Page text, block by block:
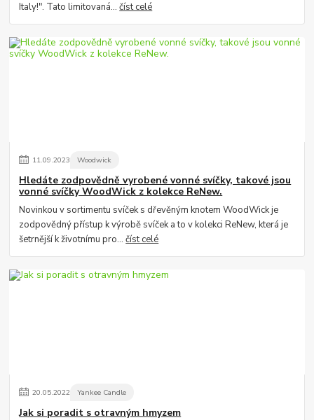
Italy!". Tato limitovaná...číst celé
11.09.2023 Woodwick
Hledáte zodpovědně vyrobené vonné svíčky, takové jsou
vonné svíčky WoodWick z kolekce ReNew.
Novinkou v sortimentu svíček s dřevěným knotem WoodWick je
zodpovědný přístup k výrobě svíček a to v kolekci ReNew, která je
šetrnější k životnímu pro...číst celé
20.05.2022 Yankee Candle
Jak si poradit s otravným hmyzem